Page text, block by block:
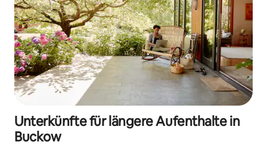
Unterkünfte für längere Aufenthalte in
Buckow